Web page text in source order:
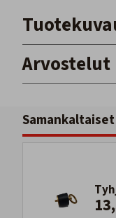
Arvostelut